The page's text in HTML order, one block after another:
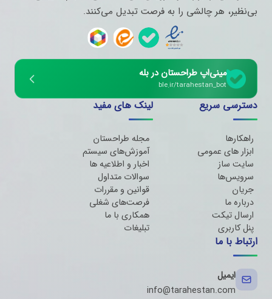
بی‌نظیر، هر چالشی را به فرصت تبدیل می‌کنند.
مینی‌اپ طراحستان در بله
ble.ir/tarahestan_bot
دسترسی سریع
راهکارها
ابزار های عمومی
سایت ساز
سرویس‌ها
جریان
درباره ما
ارسال تیکت
پنل کاربری
لینک های مفید
مجله طراحستان
آموزش‌های سیستم
اخبار و اطلاعیه ها
سوالات متداول
قوانین و مقررات
فرصت‌های شغلی
همکاری با ما
تبلیغات
ارتباط با ما
ایمیل
info@tarahestan.com